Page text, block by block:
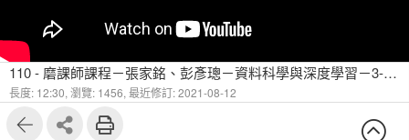
110 - 磨課師課程－張家銘、彭彥璁－資料科學與深度學習－3-1 回歸模型進階課題
長度: 12:30, 瀏覽: 1456, 最近修訂: 2021-08-12